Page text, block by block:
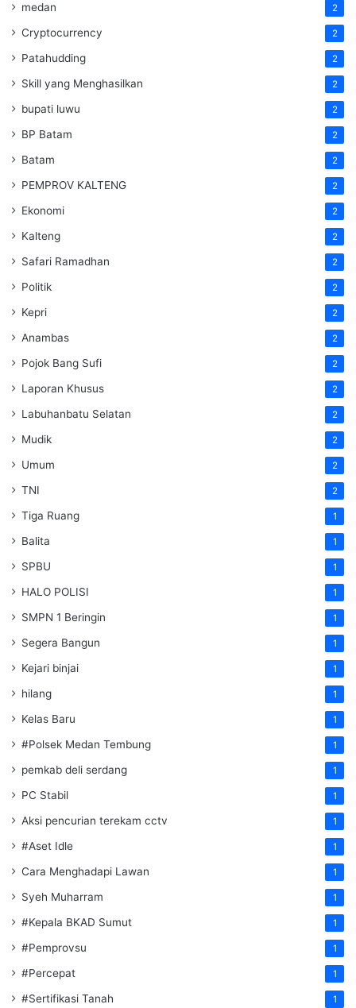
medan 2
Cryptocurrency 2
Patahudding 2
Skill yang Menghasilkan 2
bupati luwu 2
BP Batam 2
Batam 2
PEMPROV KALTENG 2
Ekonomi 2
Kalteng 2
Safari Ramadhan 2
Politik 2
Kepri 2
Anambas 2
Pojok Bang Sufi 2
Laporan Khusus 2
Labuhanbatu Selatan 2
Mudik 2
Umum 2
TNI 2
Tiga Ruang 1
Balita 1
SPBU 1
HALO POLISI 1
SMPN 1 Beringin 1
Segera Bangun 1
Kejari binjai 1
hilang 1
Kelas Baru 1
#Polsek Medan Tembung 1
pemkab deli serdang 1
PC Stabil 1
Aksi pencurian terekam cctv 1
#Aset Idle 1
Cara Menghadapi Lawan 1
Syeh Muharram 1
#Kepala BKAD Sumut 1
#Pemprovsu 1
#Percepat 1
#Sertifikasi Tanah 1